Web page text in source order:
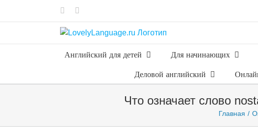
Английский для детей Для начинающих
Деловой английский
Что означает слово
Главная